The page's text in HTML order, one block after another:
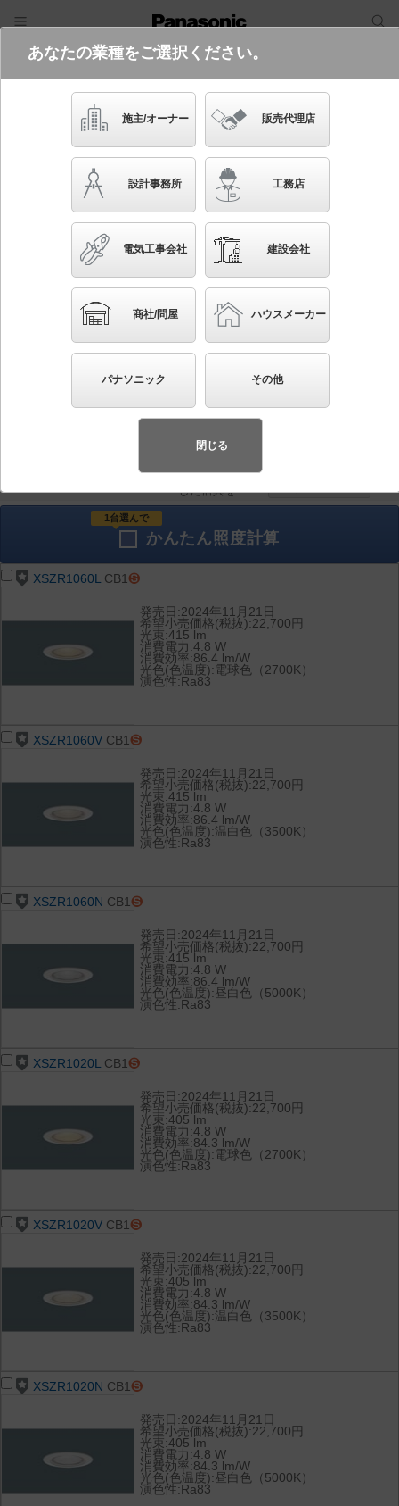
電気・建築設備（ビジネス）
照明器具検索
品番・キーワード
関連商品検索 浅型ダウンライト
条件を選び直す
件 1/8 ▼ ▶
各種データ
チェック
した器具を
1台選んで
かんたん 照度計算
XSZR1060L CB1
発売日:2024年11月21日
希望小売価格(税抜):22,700円
光束:415 lm
消費電力:4.8 W
消費効率:86.4 lm/W
光色(色温度):電球色（2700K）
演色性:Ra83
XSZR1060V CB1
発売日:2024年11月21日
希望小売価格(税抜):22,700円
光束:415 lm
消費電力:4.8 W
消費効率:86.4 lm/W
光色(色温度):温白色（3500K）
演色性:Ra83
XSZR1060N CB1
発売日:2024年11月21日
希望小売価格(税抜):22,700円
光束:415 lm
消費電力:4.8 W
消費効率:86.4 lm/W
光色(色温度):昼白色（5000K）
演色性:Ra83
XSZR1020L CB1
発売日:2024年11月21日
希望小売価格(税抜):22,700円
光束:405 lm
消費電力:4.8 W
消費効率:84.3 lm/W
光色(色温度):電球色（2700K）
演色性:Ra83
XSZR1020V CB1
発売日:2024年11月21日
希望小売価格(税抜):22,700円
光束:405 lm
消費電力:4.8 W
消費効率:84.3 lm/W
光色(色温度):温白色（3500K）
演色性:Ra83
XSZR1020N CB1
発売日:2024年11月21日
希望小売価格(税抜):22,700円
光束:405 lm
消費電力:4.8 W
消費効率:84.3 lm/W
光色(色温度):昼白色（5000K）
演色性:Ra83
あなたの業種をご選択ください。
施主/オーナー 販売代理店
設計事務所 工務店
電気工事会社 建設会社
商社/問屋 ハウスメーカー
パナソニック その他
閉じる